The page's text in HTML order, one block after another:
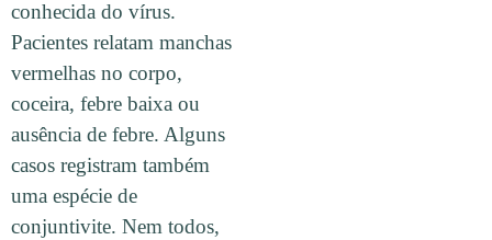
conhecida do vírus.
Pacientes relatam manchas
vermelhas no corpo,
coceira, febre baixa ou
ausência de febre. Alguns
casos registram também
uma espécie de
conjuntivite. Nem todos,